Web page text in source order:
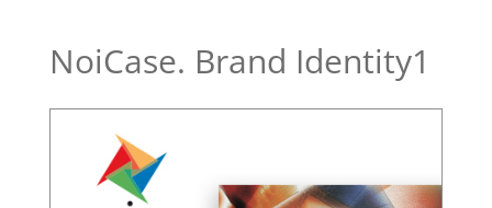
NoiCase. Brand Identity1